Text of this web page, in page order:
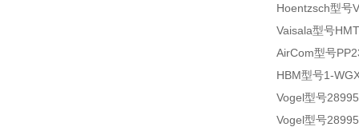
Hoentzsch型号
Vaisala型号
AirCom型号
HBM型号1-
Vogel型号
Vogel型号